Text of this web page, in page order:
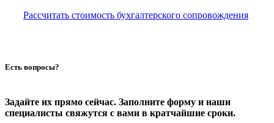
Рассчитать стоимость бухгалтерского сопровождения
Есть вопросы?
Задайте их прямо сейчас. Заполните форму и наши
специалисты свяжутся с вами в кратчайшие сроки.